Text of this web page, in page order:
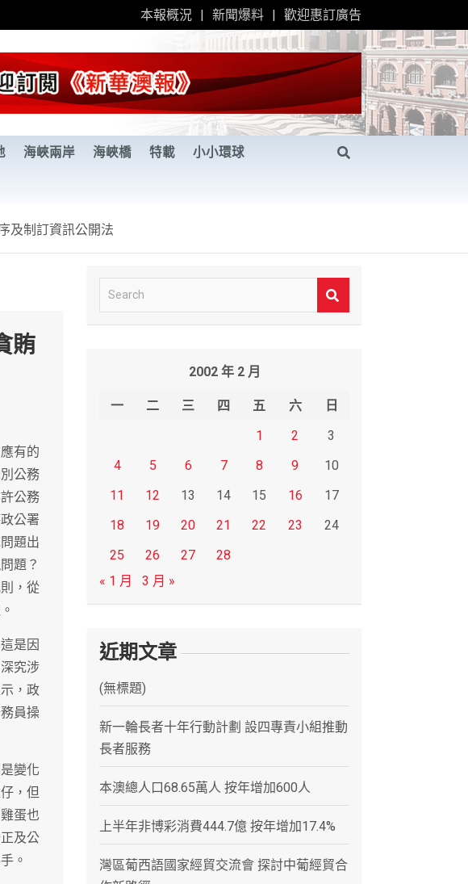
本報概況 新聞爆料 歡迎惠訂廣告
海峽兩岸 海峽橋 特載 小小環球
及制訂資訊公開法
賄
有的
公務
公務
公署
題出
題？
，從
是因
究涉
，政
員操
變化
，但
蛋也
及公
。
e
2002 年 2 月
一 二 三 四 五 六
日
1
2
3
4
5 6 7 8 9
10
11
12 13 14 15 16
17
18
19 20 21 22 23
24
25
26 27
28
« 1 月
3 月 »
近期文章
(無標題)
新一輪長者十年行動計劃 設四專責小組推動
長者服務
本澳總人口68.65萬人 按年增加600人
上半年非博彩消費444.7億 按年增加17.4%
灣區葡西語國家經貿交流會 探討中葡經貿合